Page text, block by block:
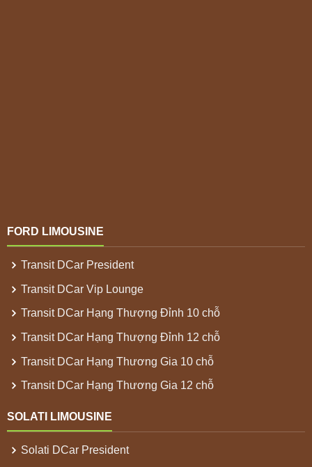
FORD LIMOUSINE
Transit DCar President
Transit DCar Vip Lounge
Transit DCar Hạng Thượng Đỉnh 10 chỗ
Transit DCar Hạng Thượng Đỉnh 12 chỗ
Transit DCar Hạng Thương Gia 10 chỗ
Transit DCar Hạng Thương Gia 12 chỗ
SOLATI LIMOUSINE
Solati DCar President